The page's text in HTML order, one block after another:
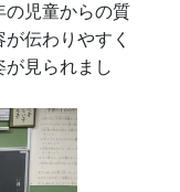
の児童からの質
伝わりやすく
が見られまし